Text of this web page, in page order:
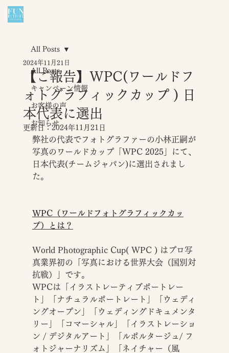
All Posts
キャンペーン情報
お客様の声
お知らせ
All Posts
【ご報告】WPC(ワールドフ
ォトグラフィックカップ ) 日
本代表に選出
2024年11月21日
更新日：2024年11月21日
弊社の代表でフォトグラファーの小林正嗣が
写真のワールドカップ「WPC 2025」にて、
日本代表(チームジャパン)に選出されまし
た。
WPC（ワールドフォトグラフィックカッ
プ）とは？
World Photographic Cup( WPC ) はプロ写
真業界初の「写真における世界大会（国別対
抗戦）」です。
WPCは「イラストレーティブポートレー
ト」「ナチュラルポートレート」「ウェディ
ングオープン」「ウェディングドキュメンタ
リー」「コマーシャル」「イラストレーショ
ン / デジタルアート」「ルポルタージュ/ フ
ォトジャーナリズム」「ネイチャー（風